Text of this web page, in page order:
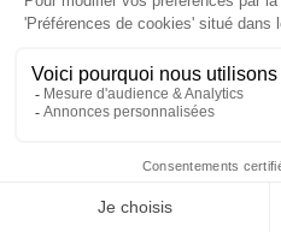
AJOUTER
Livraison Sous 5 à
ASHH 9